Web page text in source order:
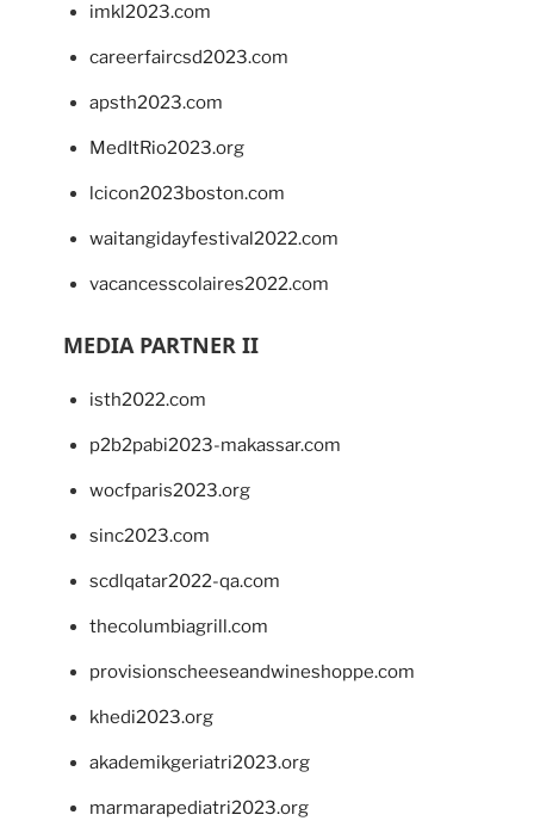
imkl2023.com
careerfaircsd2023.com
apsth2023.com
MedItRio2023.org
lcicon2023boston.com
waitangidayfestival2022.com
vacancesscolaires2022.com
MEDIA PARTNER II
isth2022.com
p2b2pabi2023-makassar.com
wocfparis2023.org
sinc2023.com
scdlqatar2022-qa.com
thecolumbiagrill.com
provisionscheeseandwineshoppe.com
khedi2023.org
akademikgeriatri2023.org
marmarapediatri2023.org